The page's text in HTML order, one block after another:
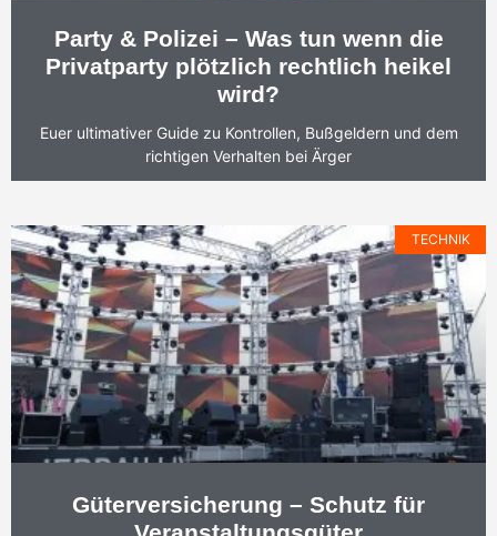
Party & Polizei – Was tun wenn die
Privatparty plötzlich rechtlich heikel
wird?
Euer ultimativer Guide zu Kontrollen, Bußgeldern und dem
richtigen Verhalten bei Ärger
TECHNIK
Güterversicherung – Schutz für